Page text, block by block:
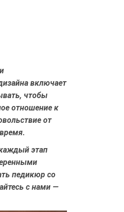
включает
чтобы
отношение к
от
этап
педикюр со
с нами —